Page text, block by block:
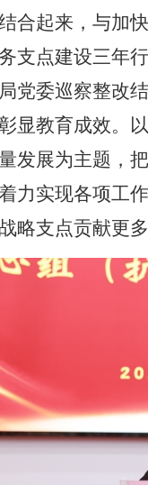
合起来，与加
支点建设三年
党委巡察整改
显教育成效。
发展为主题，
力实现各项工
略支点贡献更多